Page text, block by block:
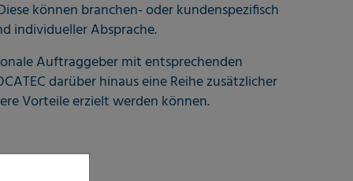
können branchen- oder kundenspezifisch
individueller Absprache.
Auftraggeber mit entsprechenden
darüber hinaus eine Reihe zusätzlicher
Vorteile erzielt werden können.